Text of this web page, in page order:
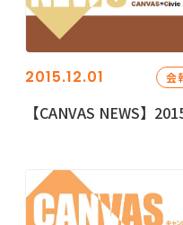
2015.12.01 会
【CANVAS NEWS】